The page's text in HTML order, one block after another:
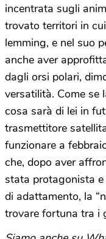
incentrata sugli
trovato territori in
lemming, e nel suo
anche aver
dagli orsi polari,
versatilità. Come se
cosa sarà di lei in
trasmettitore
funzionare a
che, dopo aver
stata protagonista
di adattamento, la
trovare fortuna tra i